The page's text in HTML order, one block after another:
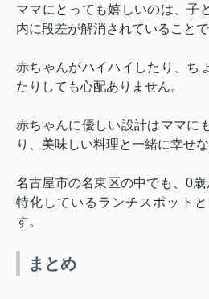
ママにとっても嬉しいのは、子
内に段差が解消されていることで
赤ちゃんがハイハイしたり、ち
たりしても心配ありません。
赤ちゃんに優しい設計はママに
り、美味しい料理と一緒に幸せ
名古屋市の名東区の中でも、0歳
特化しているランチスポット
す。
まとめ